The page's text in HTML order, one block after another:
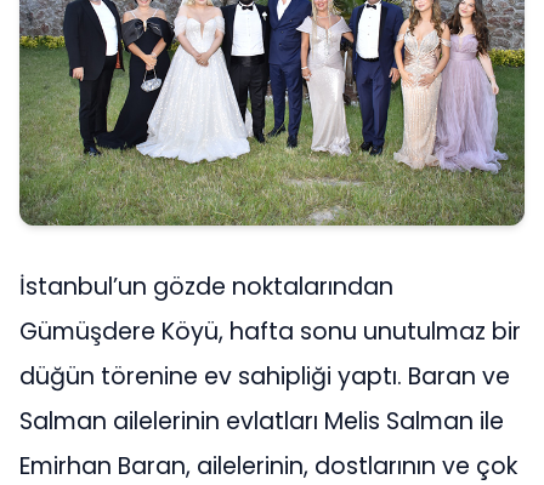
İstanbul’un gözde noktalarından
Gümüşdere Köyü, hafta sonu unutulmaz bir
düğün törenine ev sahipliği yaptı. Baran ve
Salman ailelerinin evlatları Melis Salman ile
Emirhan Baran, ailelerinin, dostlarının ve çok